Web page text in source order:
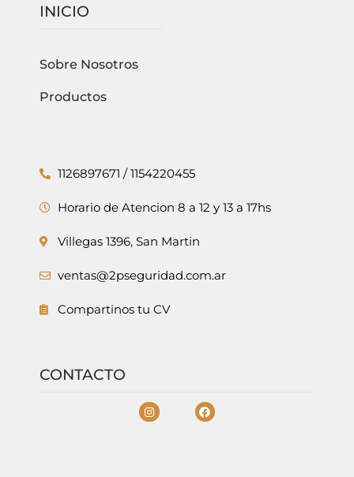
INICIO
Sobre Nosotros
Productos
1126897671 / 1154220455
Horario de Atencion 8 a 12 y 13 a 17hs
Villegas 1396, San Martin
ventas@2pseguridad.com.ar
Compartinos tu CV
CONTACTO